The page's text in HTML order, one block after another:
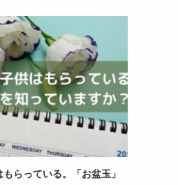
らっている。「お盆玉」